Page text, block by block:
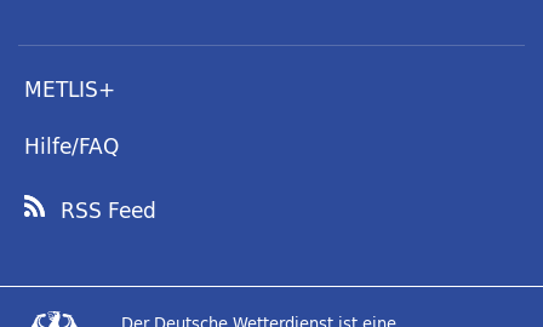
METLIS+
Hilfe/FAQ
RSS Feed